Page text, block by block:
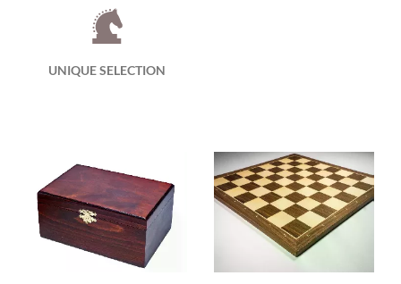
UNIQUE SELECTION